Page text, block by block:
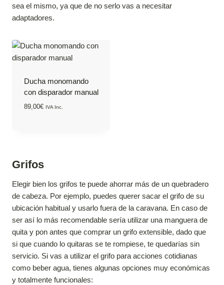
sea el mismo, ya que de no serlo vas a necesitar
adaptadores.
Ducha monomando
con disparador manual
89,00€ IVA Inc.
Grifos
Elegir bien los grifos te puede ahorrar más de un quebradero
de cabeza. Por ejemplo, puedes querer sacar el grifo de su
ubicación habitual y usarlo fuera de la caravana. En caso de
ser así lo más recomendable sería utilizar una manguera de
quita y pon antes que comprar un grifo extensible, dado que
si que cuando lo quitaras se te rompiese, te quedarías sin
servicio. Si vas a utilizar el grifo para acciones cotidianas
como beber agua, tienes algunas opciones muy económicas
y totalmente funcionales: